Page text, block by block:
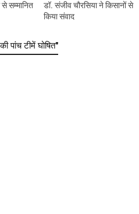
से सम्मानित
डॉ. संजीव चौरसिया ने किसानों से
किया संवाद
पांच टीमें घोषित"